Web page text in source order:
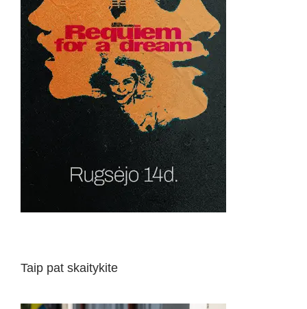
Taip pat skaitykite